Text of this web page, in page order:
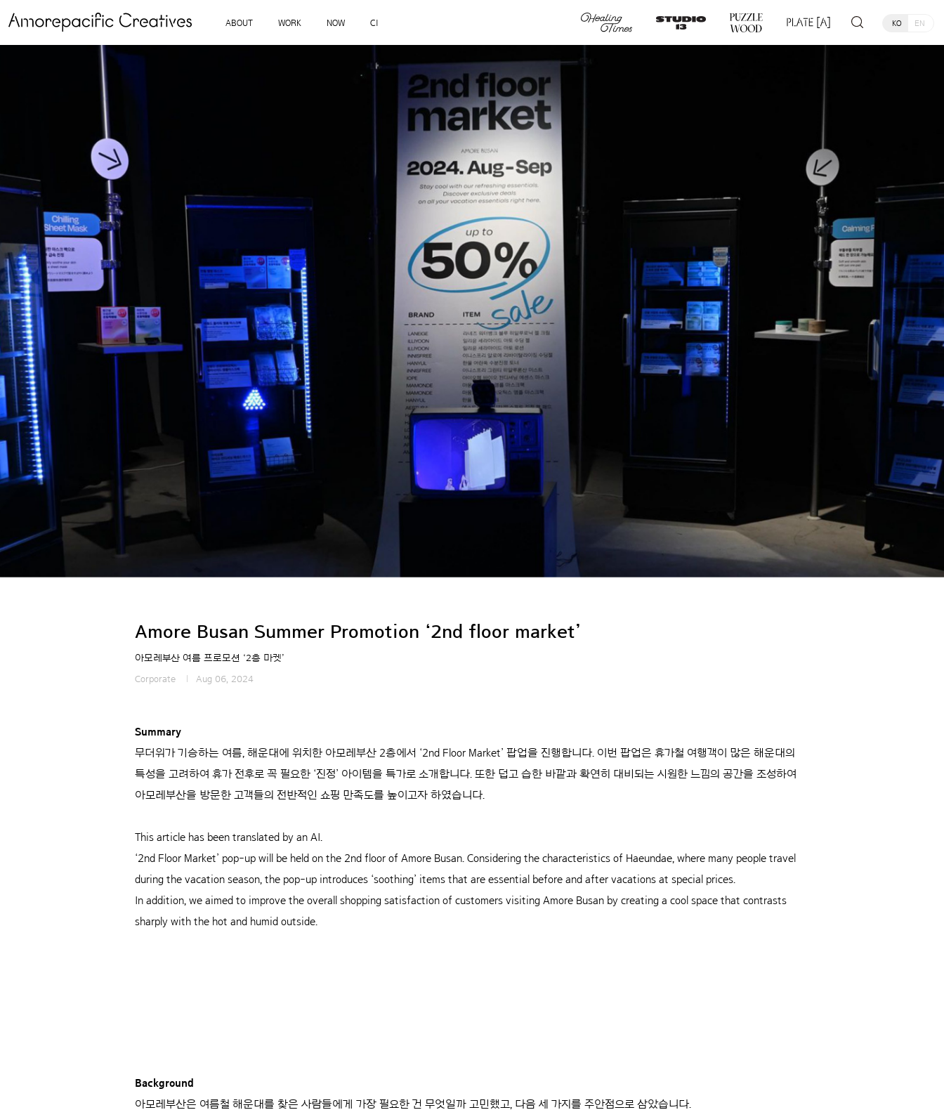
ABOUT WORK NOW CI KO EN
Amore Busan Summer Promotion ‘2nd floor market’
아모레부산 여름 프로모션 ‘2층 마켓’
Corporate Aug 06, 2024
Summary
무더위가 기승하는 여름, 해운대에 위치한 아모레부산 2층에서 ‘2nd Floor Market’ 팝업을 진행합니다. 이번 팝업은 휴가철 여행객이 많은 해운대의
특성을 고려하여 휴가 전후로 꼭 필요한 ‘진정’ 아이템을 특가로 소개합니다. 또한 덥고 습한 바깥과 확연히 대비되는 시원한 느낌의 공간을 조성하여
아모레부산을 방문한 고객들의 전반적인 쇼핑 만족도를 높이고자 하였습니다.
This article has been translated by an AI.
‘2nd Floor Market’ pop-up will be held on the 2nd floor of Amore Busan. Considering the characteristics of Haeundae, where many people travel
during the vacation season, the pop-up introduces ‘soothing’ items that are essential before and after vacations at special prices.
In addition, we aimed to improve the overall shopping satisfaction of customers visiting Amore Busan by creating a cool space that contrasts
sharply with the hot and humid outside.
Background
아모레부산은 여름철 해운대를 찾은 사람들에게 가장 필요한 건 무엇일까 고민했고, 다음 세 가지를 주안점으로 삼았습니다.